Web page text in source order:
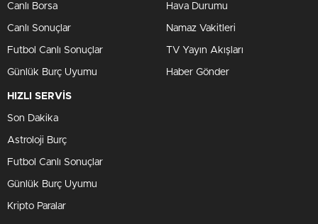
Canlı Borsa
Canlı Sonuçlar
Futbol Canlı Sonuçlar
Günlük Burç Uyumu
Hava Durumu
Namaz Vakitleri
TV Yayın Akışları
Haber Gönder
HIZLI SERVİS
Son Dakika
Astroloji Burç
Futbol Canlı Sonuçlar
Günlük Burç Uyumu
Kripto Paralar